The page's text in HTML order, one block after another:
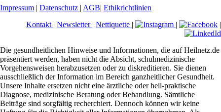
Impressum | Datenschutz | AGB| Ethikrichtlinien
Kontakt | Newsletter | Nettiquette | | |
Die gesundheitlichen Hinweise und Informationen, die auf Heilnetz.de
präsentiert werden, haben nicht die Absicht, schulmedizinische
Vorgehensweisen herabzusetzen oder zu diskreditieren. Sie dienen
ausschließlich der Information im Bereich ganzheitlicher Gesundheit.
Unsere Inhalte ersetzen nicht eine ärztliche oder heil-praktische
Diagnose, medizinische Beratung oder Behandlung. Sämtliche
Beiträge sind sorgfältig recherchiert. Dennoch können wir keine